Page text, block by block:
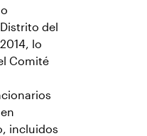
del
lo
Comité
incluidos